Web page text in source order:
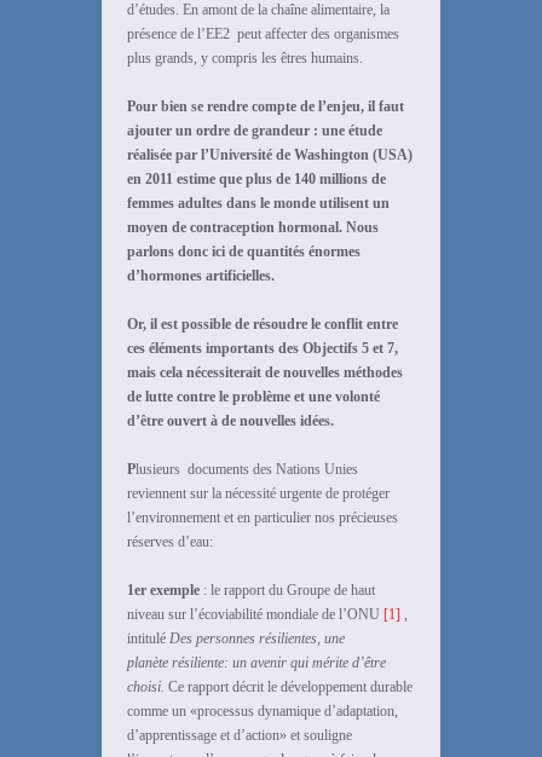
d’études. En amont de la chaîne alimentaire, la
présence de l’EE2 peut affecter des organismes
plus grands, y compris les êtres humains.
Pour bien se rendre compte de l’enjeu, il faut
ajouter un ordre de grandeur : une étude
réalisée par l’Université de Washington (USA)
en 2011 estime que plus de 140 millions de
femmes adultes dans le monde utilisent un
moyen de contraception hormonal. Nous
parlons donc ici de quantités énormes
d’hormones artificielles.
Or, il est possible de résoudre le conflit entre
ces éléments importants des Objectifs 5 et 7,
mais cela nécessiterait de nouvelles méthodes
de lutte contre le problème et une volonté
d’être ouvert à de nouvelles idées.
Plusieurs documents des Nations Unies
reviennent sur la nécessité urgente de protéger
l’environnement et en particulier nos précieuses
réserves d’eau:
1er exemple : le rapport du Groupe de haut
niveau sur l’écoviabilité mondiale de l’ONU [1] ,
intitulé Des personnes résilientes, une
planète résiliente: un avenir qui mérite d’être
choisi. Ce rapport décrit le développement durable
comme un «processus dynamique d’adaptation,
d’apprentissage et d’action» et souligne